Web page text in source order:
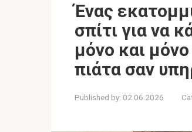
Ένας
σπίτι για να
μόνο και
πιάτα σαν
Published by: 02.06.2026